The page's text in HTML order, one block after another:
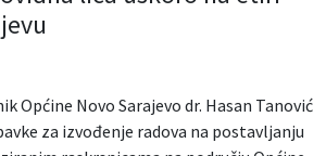
Općine Novo Sarajevo dr. Hasan Tanović
za izvođenje radova na postavljanju